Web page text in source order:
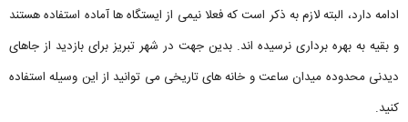
ادامه دارد، البته لازم به ذکر است که فعلا نیمی از ایستگاه ها آماده استفاده هستند
و بقیه به بهره برداری نرسیده اند. بدین جهت در شهر تبریز برای بازدید از جاهای
دیدنی محدوده میدان ساعت و خانه های تاریخی می توانید از این وسیله استفاده
کنید.